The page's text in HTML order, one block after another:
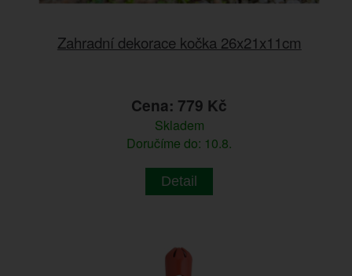
Zahradní dekorace kočka 26x21x11cm
Cena: 779 Kč
Skladem
Doručíme do: 10.8.
Detail